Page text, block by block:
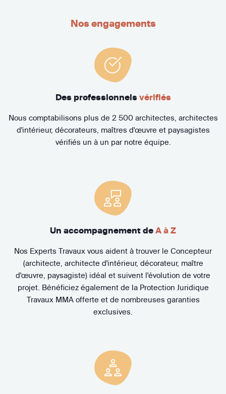
Nos engagements
Des professionnels vérifiés
Nous comptabilisons plus de 2 500 architectes, architectes
d'intérieur, décorateurs, maîtres d'œuvre et paysagistes
vérifiés un à un par notre équipe.
Un accompagnement de A à Z
Nos Experts Travaux vous aident à trouver le Concepteur
(architecte, architecte d'intérieur, décorateur, maître
d'œuvre, paysagiste) idéal et suivent l'évolution de votre
projet. Bénéficiez également de la Protection Juridique
Travaux MMA offerte et de nombreuses garanties
exclusives.